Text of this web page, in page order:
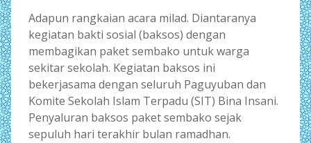
Adapun rangkaian acara milad. Diantaranya
kegiatan bakti sosial (baksos) dengan
membagikan paket sembako untuk warga
sekitar sekolah. Kegiatan baksos ini
bekerjasama dengan seluruh Paguyuban dan
Komite Sekolah Islam Terpadu (SIT) Bina Insani.
Penyaluran baksos paket sembako sejak
sepuluh hari terakhir bulan ramadhan.